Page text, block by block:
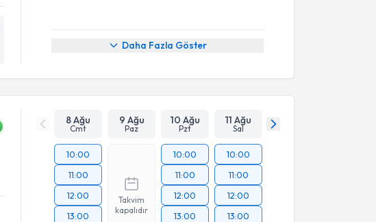
Daha Fazla Göster
8 Ağu
Cmt
9 Ağu
Paz
10 Ağu
Pzt
11 Ağu
Sal
10:00
11:00
12:00
13:00
Takvim
kapalıdır
10:00
11:00
12:00
13:00
10:00
11:00
12:00
13:00